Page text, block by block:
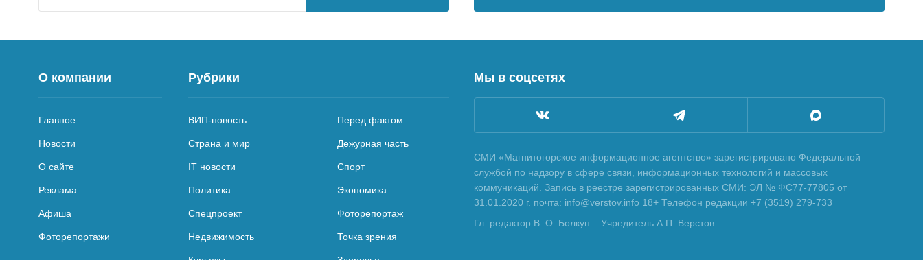
О компании
Главное
Новости
О сайте
Реклама
Афиша
Фоторепортажи
Рубрики
ВИП-новость Перед фактом
Страна и мир Дежурная часть
IT новости Спорт
Политика Экономика
Спецпроект Фоторепортаж
Недвижимость Точка зрения
Мы в соцсетях
СМИ «Магнитогорское информационное агентство» зарегистрировано Федеральной
службой по надзору в сфере связи, информационных технологий и массовых
коммуникаций. Запись в реестре зарегистрированных СМИ: ЭЛ № ФС77-77805 от
31.01.2020 г. почта: info@verstov.info 18+ Телефон редакции +7 (3519) 279-733
Гл. редактор В. О. Болкун
Учредитель А.П. Верстов